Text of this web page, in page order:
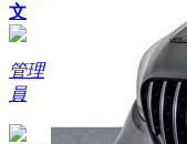
文
管理
員